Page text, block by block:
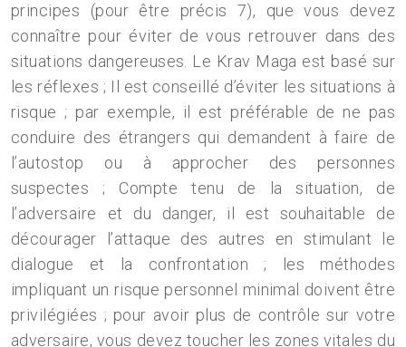
principes (pour être précis 7), que vous devez
connaître pour éviter de vous retrouver dans des
situations dangereuses. Le Krav Maga est basé sur
les réflexes ; Il est conseillé d’éviter les situations à
risque ; par exemple, il est préférable de ne pas
conduire des étrangers qui demandent à faire de
l’autostop ou à approcher des personnes
suspectes ; Compte tenu de la situation, de
l’adversaire et du danger, il est souhaitable de
décourager l’attaque des autres en stimulant le
dialogue et la confrontation ; les méthodes
impliquant un risque personnel minimal doivent être
privilégiées ; pour avoir plus de contrôle sur votre
adversaire, vous devez toucher les zones vitales du